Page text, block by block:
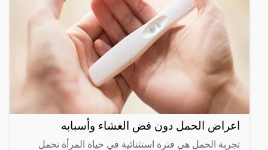
اعراض الحمل دون فض الغشاء وأسبابه
تجربة الحمل هي فترة استثنائية في حياة المرأة تحمل